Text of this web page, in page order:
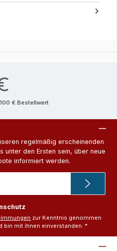
€ Bestellwert
regelmäßig erscheinenden
unter den Ersten sein, über neue
informiert werden.
zur Kenntnis genommen
bin mit ihnen einverstanden. *